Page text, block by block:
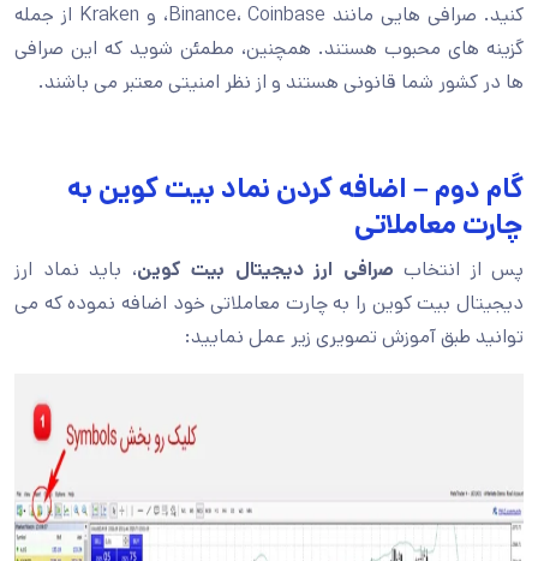
کنید. صرافی هایی مانند Binance، Coinbase، و Kraken از جمله
گزینه های محبوب هستند. همچنین، مطمئن شوید که این صرافی
ها در کشور شما قانونی هستند و از نظر امنیتی معتبر می باشند.
گام دوم – اضافه کردن نماد بیت کوین به
چارت معاملاتی
پس از انتخاب صرافی ارز دیجیتال بیت کوین، باید نماد ارز
دیجیتال بیت کوین را به چارت معاملاتی خود اضافه نموده که می
توانید طبق آموزش تصویری زیر عمل نمایید: